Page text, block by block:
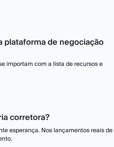
plataforma de negociação
importam com a lista de recursos e
corretora?
esperança. Nos lançamentos reais de